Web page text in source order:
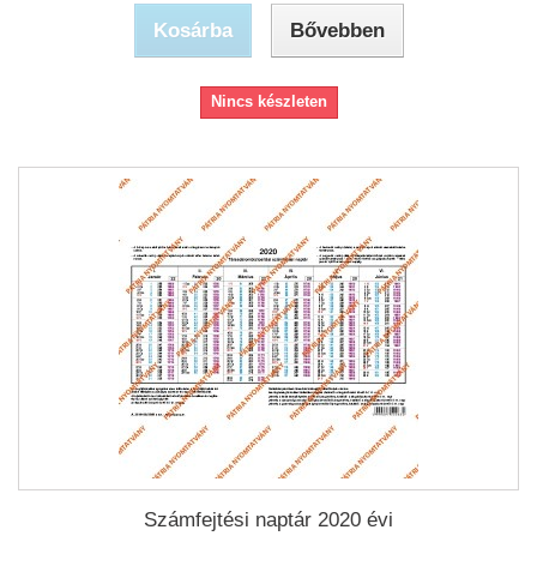
Kosárba Bővebben
Nincs készleten
Számfejtési naptár 2020 évi